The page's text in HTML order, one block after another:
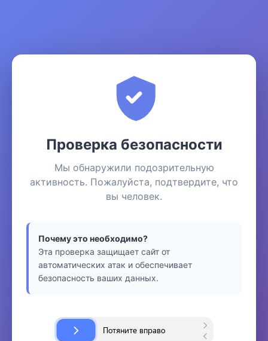
Проверка безопасности
Мы обнаружили подозрительную
активность. Пожалуйста, подтвердите, что
вы человек.
Почему это необходимо?
Эта проверка защищает сайт от
автоматических атак и обеспечивает
безопасность ваших данных.